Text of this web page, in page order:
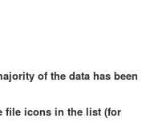
of the data has been
file icons in the list (for